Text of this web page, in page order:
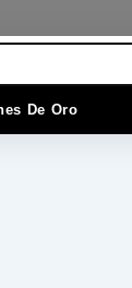
De Oro